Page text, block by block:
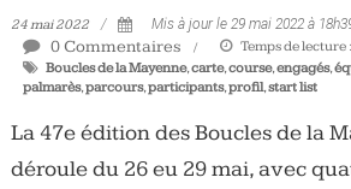
24 mai 2022 Mis à jour le 29 mai 2022 à
0 Commentaires Temps de lecture :
Boucles de la Mayenne,carte,course,engagés,
palmarès,parcours,participants,profil,start list
La 47e édition des Boucles de la
déroule du 26 eu 29 mai, avec